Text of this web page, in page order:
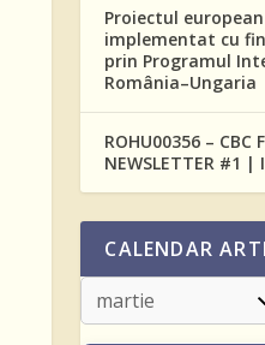
Proiectul european
implementat cu
prin Programul
România–Ungaria
ROHU00356 – CBC
NEWSLETTER #1 |
CALENDAR